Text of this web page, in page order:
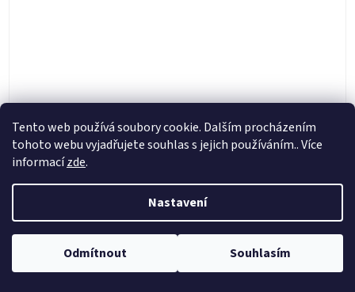
Tento web používá soubory cookie. Dalším procházením
tohoto webu vyjadřujete souhlas s jejich používáním.. Více
informacízde.
Nastavení
Odmítnout Souhlasím